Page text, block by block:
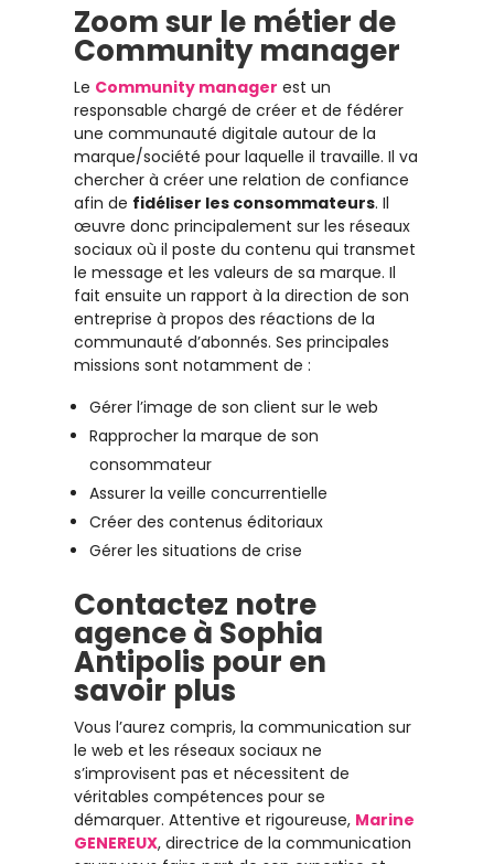
Zoom sur le métier de
Community manager
Le Community manager est un
responsable chargé de créer et de fédérer
une communauté digitale autour de la
marque/société pour laquelle il travaille. Il va
chercher à créer une relation de confiance
afin de fidéliser les consommateurs. Il
œuvre donc principalement sur les réseaux
sociaux où il poste du contenu qui transmet
le message et les valeurs de sa marque. Il
fait ensuite un rapport à la direction de son
entreprise à propos des réactions de la
communauté d’abonnés. Ses principales
missions sont notamment de :
Gérer l’image de son client sur le web
Rapprocher la marque de son
consommateur
Assurer la veille concurrentielle
Créer des contenus éditoriaux
Gérer les situations de crise
Contactez notre
agence à Sophia
Antipolis pour en
savoir plus
Vous l’aurez compris, la communication sur
le web et les réseaux sociaux ne
s’improvisent pas et nécessitent de
véritables compétences pour se
démarquer. Attentive et rigoureuse, Marine
GENEREUX, directrice de la communication